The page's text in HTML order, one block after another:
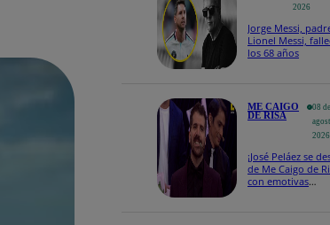
2026
Jorge Messi,
Lionel Messi,
los 68 años
ME CAIGO
DE RISA
08 de
2026
¡José Peláez se
de Me Caigo de
con emotivas